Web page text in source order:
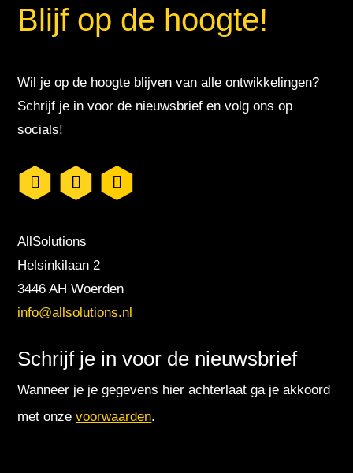
Blijf op de hoogte!
Wil je op de hoogte blijven van alle ontwikkelingen?
Schrijf je in voor de nieuwsbrief en volg ons op
socials!
AllSolutions
Helsinkilaan 2
3446 AH Woerden
info@allsolutions.nl
Schrijf je in voor de nieuwsbrief
Wanneer je je gegevens hier achterlaat ga je akkoord
met onzevoorwaarden.